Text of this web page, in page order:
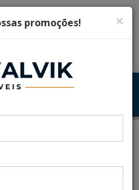
×
promoções!